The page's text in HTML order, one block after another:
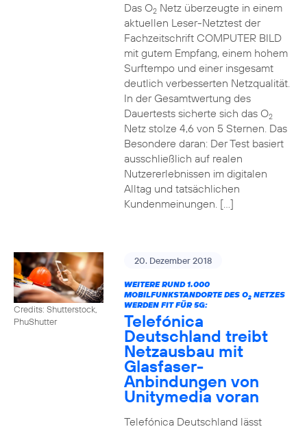
Das O2Netz überzeugte in einem
aktuellen Leser-Netztest der
Fachzeitschrift COMPUTER BILD
mit gutem Empfang, einem hohem
Surftempo und einer insgesamt
deutlich verbesserten Netzqualität.
In der Gesamtwertung des
Dauertests sicherte sich das O2
Netz stolze 4,6 von 5 Sternen. Das
Besondere daran: Der Test basiert
ausschließlich auf realen
Nutzererlebnissen im digitalen
Alltag und tatsächlichen
Kundenmeinungen. […]
Credits: Shutterstock,
PhuShutter
20. Dezember 2018
WEITERE RUND 1.000
MOBILFUNKSTANDORTE DES O2NETZES
WERDEN FIT FÜR 5G:
Telefónica
Deutschland treibt
Netzausbau mit
Glasfaser-
Anbindungen von
Unitymedia voran
Telefónica Deutschland lässt